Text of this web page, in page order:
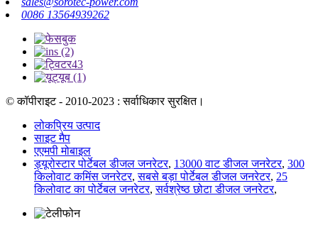
0086 13564939262
© कॉपीराइट - 2010-2023 : सर्वाधिकार सुरक्षित।
लोकप्रिय उत्पाद
साइट मैप
एएमपी मोबाइल
ड्यूरोस्टार पोर्टेबल डीजल जनरेटर, 13000 वाट डीजल जनरेटर, 300
किलोवाट कमिंस जनरेटर,सबसे बड़ा पोर्टेबल डीजल जनरेटर, 25
किलोवाट का पोर्टेबल जनरेटर,सर्वश्रेष्ठ छोटा डीजल जनरेटर,